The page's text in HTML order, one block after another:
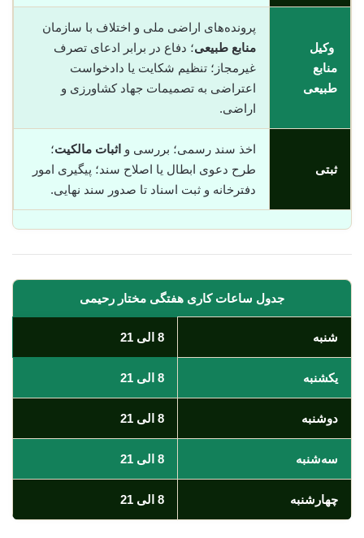
وکیل
منابع
طبیعی
پرونده‌های اراضی ملی و اختلاف با سازمان
منابع طبیعی؛ دفاع در برابر ادعای تصرف
غیرمجاز؛ تنظیم شکایت یا دادخواست
اعتراضی به تصمیمات جهاد کشاورزی و
اراضی.
ثبتی
اخذ سند رسمی؛ بررسی و اثبات مالکیت؛
طرح دعوی ابطال یا اصلاح سند؛ پیگیری امور
دفترخانه و ثبت اسناد تا صدور سند نهایی.
جدول ساعات کاری هفتگی مختار رحیمی
شنبه 8 الی 21
یکشنبه 8 الی 21
دوشنبه 8 الی 21
سه‌شنبه 8 الی 21
چهارشنبه 8 الی 21